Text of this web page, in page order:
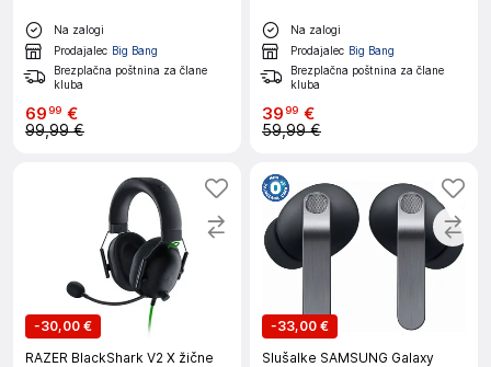
Na zalogi
Prodajalec Big Bang
Brezplačna poštnina za člane
kluba
6999 €
99,99 €
Na zalogi
Prodajalec Big Bang
Brezplačna poštnina za člane
kluba
3999 €
59,99 €
-30,00 €
RAZER BlackShark V2 X žične
-33,00 €
Slušalke SAMSUNG Galaxy